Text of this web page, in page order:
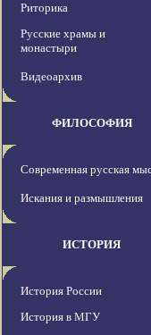
Риторика
Русские храмы и
монастыри
Видеоархив
ФИЛОСОФИЯ
Современная русская
Искания и размышления
ИСТОРИЯ
История России
История в МГУ